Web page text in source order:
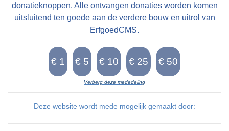
donatieknoppen. Alle ontvangen donaties worden komen
uitsluitend ten goede aan de verdere bouw en uitrol van
ErfgoedCMS.
Verberg deze mededeling
Deze website wordt mede mogelijk gemaakt door: